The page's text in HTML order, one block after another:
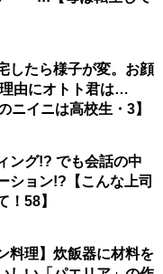
したら様子が変。お顔
由にオトト君は…
ニイニは高校生・3】
ング!? でも会話の中
ション!?【こんな上司
！58】
料理】炊飯器に材料を